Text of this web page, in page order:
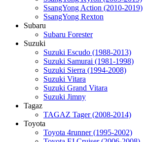
SsangYong Action (2010-2019)
SsangYong Rexton
Subaru
Subaru Forester
Suzuki
Suzuki Escudo (1988-2013)
Suzuki Samurai (1981-1998)
Suzuki Sierra (1994-2008)
Suzuki Vitara
Suzuki Grand Vitara
Suzuki Jimny
Tagaz
TAGAZ Tager (2008-2014)
Toyota
Toyota 4runner (1995-2002)